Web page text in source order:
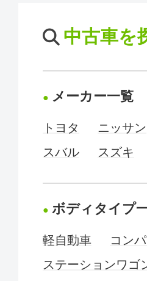
中古車を
メーカー一覧
トヨタ ニッサン
スバル
スズキ
ボディタイプ
軽自動車 コン
ステーションワゴ